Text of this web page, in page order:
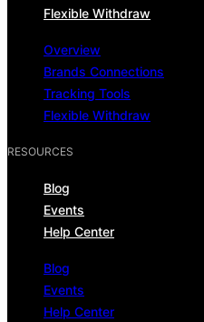
Flexible Withdraw
Overview
Brands Connections
Tracking Tools
Flexible Withdraw
RESOURCES
Blog
Events
Help Center
Blog
Events
Help Center